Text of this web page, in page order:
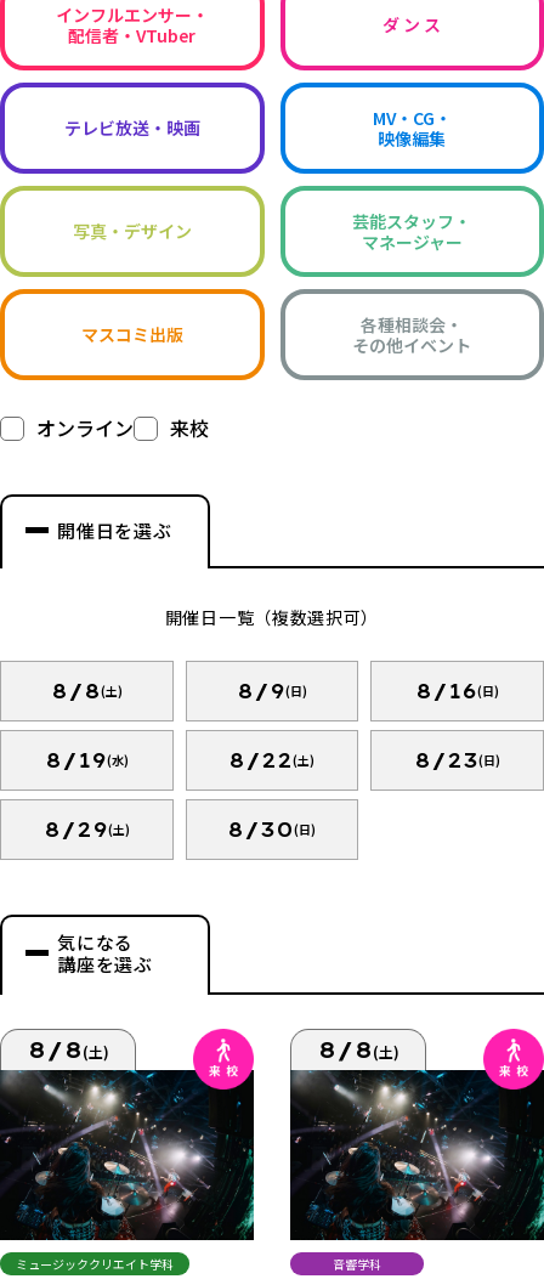
インフルエンサー・
配信者・VTuber
ダ ン ス
テレビ放送・映画
MV・CG・
映像編集
写真・デザイン
芸能スタッフ・
マネージャー
マスコミ出版
各種相談会・
その他イベント
オンライン 来校
開催日を選ぶ
開催日一覧（複数選択可）
8/8(土) 8/9(日) 8/16(日)
8/19(水) 8/22(土) 8/23(日)
8/29(土) 8/30(日)
気になる
講座を選ぶ
8/8(土)
ミュージッククリエイト学科
8/8(土)
音響学科